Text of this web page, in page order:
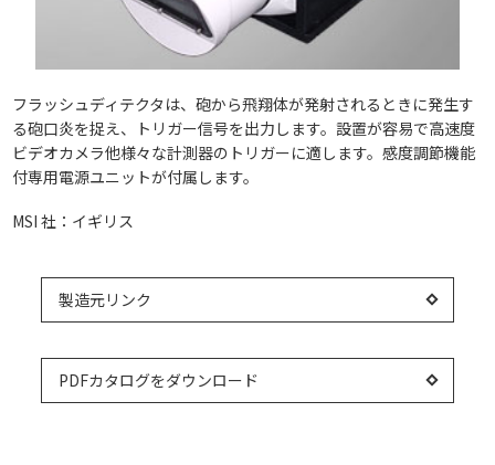
フラッシュディテクタは、砲から飛翔体が発射されるときに発生す
る砲口炎を捉え、トリガー信号を出力します。設置が容易で高速度
ビデオカメラ他様々な計測器のトリガーに適します。感度調節機能
付専用電源ユニットが付属します。
MSI 社：イギリス
製造元リンク
PDFカタログをダウンロード